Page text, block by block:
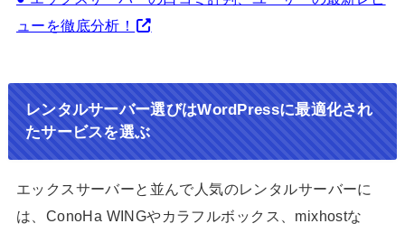
ューを徹底分析！
レンタルサーバー選びはWordPressに最適化され
たサービスを選ぶ
エックスサーバーと並んで人気のレンタルサーバーに
は、ConoHa WINGやカラフルボックス、mixhostな